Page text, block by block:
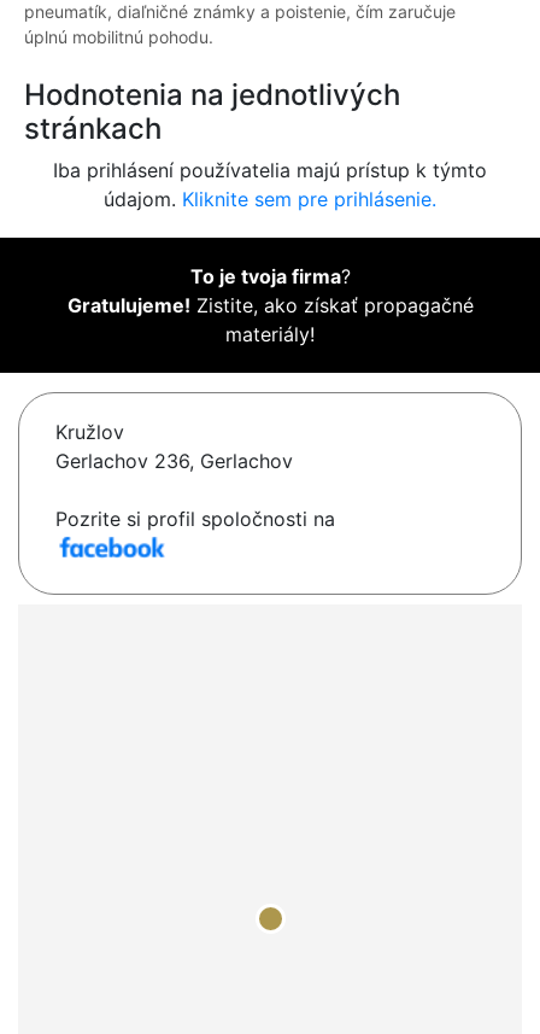
pneumatík, diaľničné známky a poistenie, čím zaručuje
úplnú mobilitnú pohodu.
Hodnotenia na jednotlivých
stránkach
Iba prihlásení používatelia majú prístup k týmto
údajom. Kliknite sem pre prihlásenie.
To je tvoja firma?
Gratulujeme! Zistite, ako získať propagačné
materiály!
Kružlov
Gerlachov 236, Gerlachov
Pozrite si profil spoločnosti na